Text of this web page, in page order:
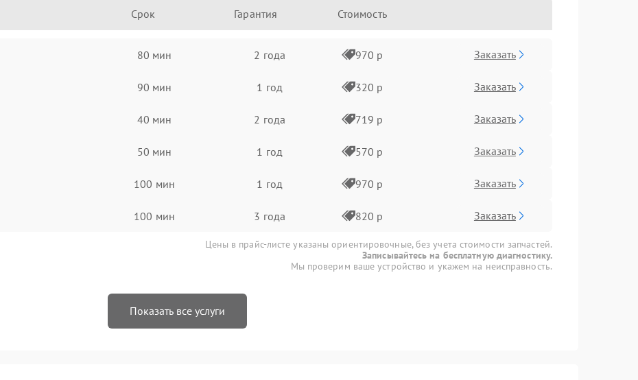
Срок Гарантия Стоимость
80 мин 2 года 970 р Заказать
90 мин 1 год 320 р Заказать
40 мин 2 года 719 р Заказать
50 мин 1 год 570 р Заказать
100 мин 1 год 970 р Заказать
100 мин 3 года 820 р Заказать
Цены в прайс-листе указаны ориентировочные, без учета стоимости запчастей.
Записывайтесь на бесплатную диагностику.
Мы проверим ваше устройство и укажем на неисправность.
Показать все услуги